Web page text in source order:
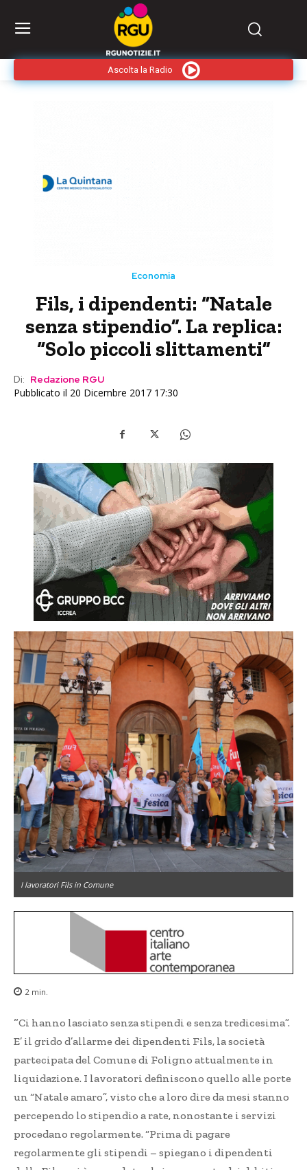
Ascolta la Radio
Economia
Fils, i dipendenti: “Natale
senza stipendio”. La replica:
“Solo piccoli slittamenti”
Di: Redazione RGU
Pubblicato il 20 Dicembre 2017 17:30
I lavoratori Fils in Comune
2 min.
“Ci hanno lasciato senza stipendi e senza tredicesima”.
E’ il grido d’allarme dei dipendenti Fils, la società
partecipata del Comune di Foligno attualmente in
liquidazione. I lavoratori definiscono quello alle porte
un “Natale amaro”, visto che a loro dire da mesi stanno
percependo lo stipendio a rate, nonostante i servizi
procedano regolarmente. “Prima di pagare
regolarmente gli stipendi – spiegano i dipendenti